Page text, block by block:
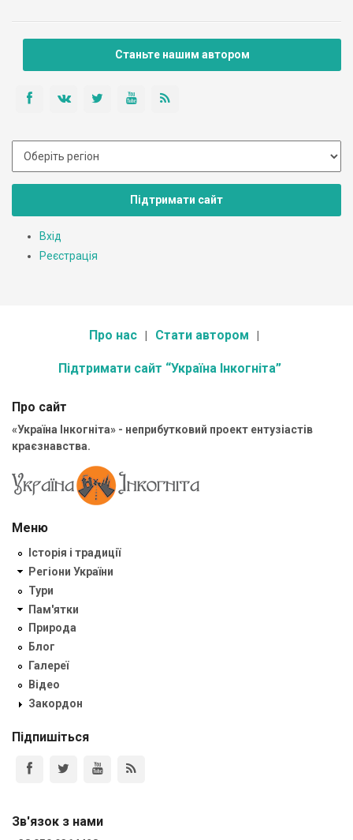
Станьте нашим автором
Підтримати сайт
Вхід
Реєстрація
Про нас Стати автором
Підтримати сайт “Україна Інкогніта”
Про сайт
«Україна Інкогніта» - неприбутковий проект ентузіастів
краєзнавства.
Меню
Історія і традиції
Регіони України
Тури
Пам'ятки
Природа
Блог
Галереї
Відео
Закордон
Підпишіться
Зв'язок з нами